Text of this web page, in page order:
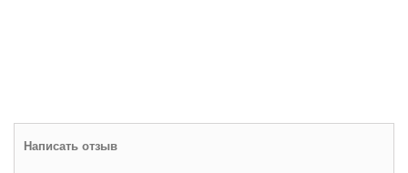
Написать отзыв